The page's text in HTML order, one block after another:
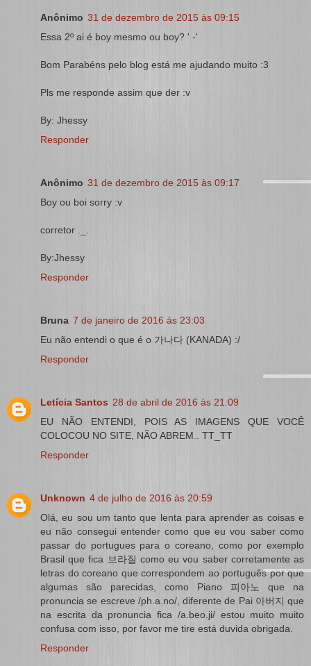
Anônimo 31 de dezembro de 2015 às 09:15
Essa 2º ai é boy mesmo ou boy? ' -'
Bom Parabéns pelo blog está me ajudando muito :3
Pls me responde assim que der :v
By: Jhessy
Responder
Anônimo 31 de dezembro de 2015 às 09:17
Boy ou boi sorry :v
corretor ._.
By:Jhessy
Responder
Bruna 7 de janeiro de 2016 às 23:03
Eu não entendi o que é o 가나다 (KANADA) :/
Responder
Letícia Santos 28 de abril de 2016 às 21:09
EU NÃO ENTENDI, POIS AS IMAGENS QUE VOCÊ
COLOCOU NO SITE, NÃO ABREM.. TT_TT
Responder
Unknown 4 de julho de 2016 às 20:59
Olá, eu sou um tanto que lenta para aprender as coisas e
eu não consegui entender como que eu vou saber como
passar do portugues para o coreano, como por exemplo
Brasil que fica 브라질 como eu vou saber corretamente as
letras do coreano que correspondem ao português por que
algumas são parecidas, como Piano 피아노 que na
pronuncia se escreve /ph.a.no/, diferente de Pai 아버지 que
na escrita da pronuncia fica /a.beo.ji/ estou muito muito
confusa com isso, por favor me tire está duvida obrigada.
Responder